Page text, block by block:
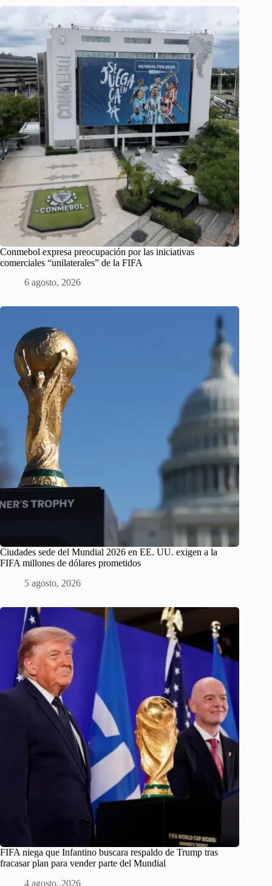
Conmebol expresa preocupación por las iniciativas
comerciales “unilaterales” de la FIFA
6 agosto, 2026
Ciudades sede del Mundial 2026 en EE. UU. exigen a la
FIFA millones de dólares prometidos
5 agosto, 2026
FIFA niega que Infantino buscara respaldo de Trump tras
fracasar plan para vender parte del Mundial
4 agosto, 2026